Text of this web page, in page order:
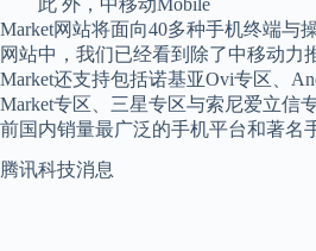
此 外，中移动Mobile
Market网站将面向40多种手机终端与
网站中，我们已经看到除了中移动力
Market还支持包括诺基亚Ovi专区、
Market专区、三星专区与索尼爱立信
前国内销量最广泛的手机平台和著名
腾讯科技消息